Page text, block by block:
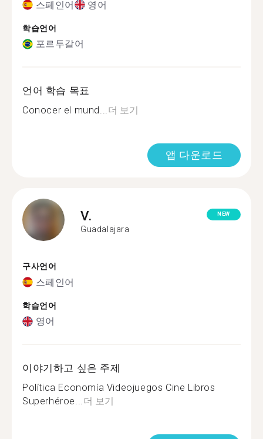
스페인어 영어
학습언어
포르투갈어
언어 학습 목표
Conocer el mund...더 보기
앱 다운로드
V.
Guadalajara
NEW
구사언어
스페인어
학습언어
영어
이야기하고 싶은 주제
Política Economía Videojuegos Cine Libros
Superhéroe...더 보기